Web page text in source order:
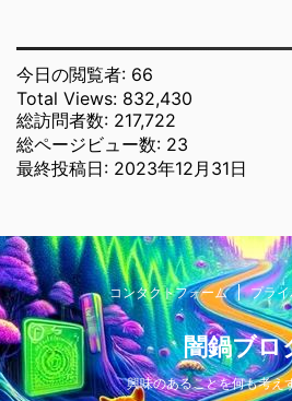
今日の閲覧者: 66
Total Views: 832,430
総訪問者数: 217,722
総ページビュー数: 23
最終投稿日: 2023年12月31日
コンタクトフォーム プラ
闇鍋ブロ
興味のあることを何も考え